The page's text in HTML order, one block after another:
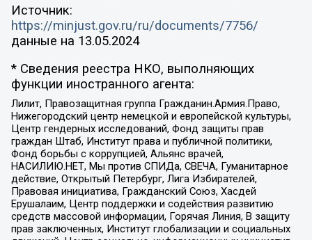
Источник:
https://minjust.gov.ru/ru/documents/7756/
данные на 13.05.2024
* Сведения реестра НКО, выполняющих
функции иностранного агента:
Лилит, Правозащитная группа Гражданин.Армия.Право,
Нижегородский центр немецкой и европейской культуры,
Центр гендерных исследований, Фонд защиты прав
граждан Штаб, Институт права и публичной политики,
Фонд борьбы с коррупцией, Альянс врачей,
НАСИЛИЮ.НЕТ, Мы против СПИДа, СВЕЧА, Гуманитарное
действие, Открытый Петербург, Лига Избирателей,
Правовая инициатива, Гражданский Союз, Хасдей
Ерушалаим, Центр поддержки и содействия развитию
средств массовой информации, Горячая Линия, В защиту
прав заключенных, Институт глобализации и социальных